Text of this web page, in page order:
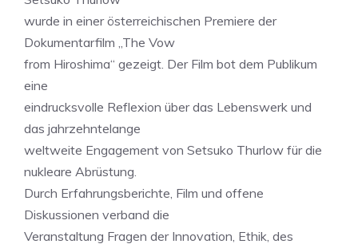
wurde in einer österreichischen Premiere der
Dokumentarfilm „The Vow
from Hiroshima“ gezeigt. Der Film bot dem Publikum
eine
eindrucksvolle Reflexion über das Lebenswerk und
das jahrzehntelange
weltweite Engagement von Setsuko Thurlow für die
nukleare Abrüstung.
Durch Erfahrungsberichte, Film und offene
Diskussionen verband die
Veranstaltung Fragen der Innovation, Ethik, des